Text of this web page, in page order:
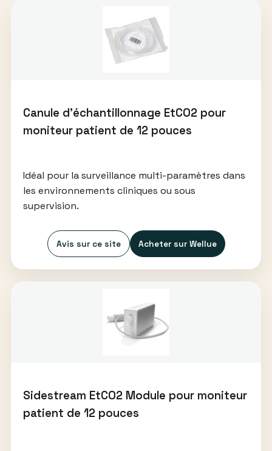
Canule d’échantillonnage EtCO2 pour
moniteur patient de 12 pouces
Idéal pour la surveillance multi-paramètres dans
les environnements cliniques ou sous
supervision.
Avis sur ce site Acheter sur Wellue
Sidestream EtCO2 Module pour moniteur
patient de 12 pouces